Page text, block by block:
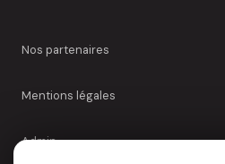
Nos partenaires
Mentions légales
Admin